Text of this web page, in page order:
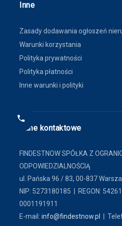
Inne
Zasady dodawania ogłoszeń
Warunki korzystania
Polityka prywatności
Polityka płatności
Inne warunki i polityki
Dane kontaktowe
FINDESTNOW SPÓŁKA Z
ODPOWIEDZIALNOŚCIĄ
ul. Pańska 96 / 83, 00-837
NIP: 5273180185 | REGON:
0001191911
E-mail: info@findestnow.pl |